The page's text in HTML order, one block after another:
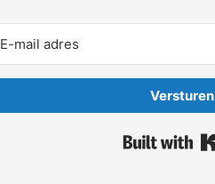
Versturen